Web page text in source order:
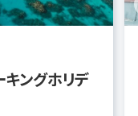
キングホリデ